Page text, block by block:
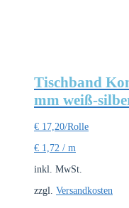
Tischband
mm weiß-
€ 17,20/Rolle
€ 1,72 / m
inkl. MwSt.
zzgl. Versandkosten